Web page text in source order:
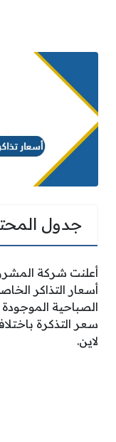
جدول
أعلنت شركة
أسعار التذاكر
الصباحية
سعر التذكرة
لاين.